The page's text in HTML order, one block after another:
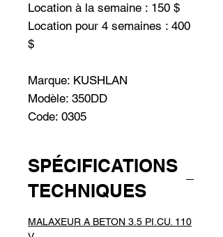
Location à la semaine : 150 $
Location pour 4 semaines : 400
$
Marque: KUSHLAN
Modèle: 350DD
Code: 0305
SPÉCIFICATIONS
TECHNIQUES
MALAXEUR A BETON 3.5 PI.CU. 110